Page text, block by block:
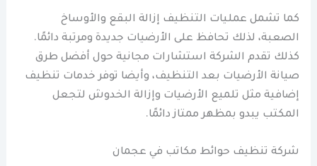
كما تشمل عمليات التنظيف إزالة البقع والأوساخ
الصعبة، لذلك تحافظ على الأرضيات جديدة ومرتبة دائمًا.
كذلك تقدم الشركة استشارات مجانية حول أفضل طرق
صيانة الأرضيات بعد التنظيف، وأيضا توفر خدمات تنظيف
إضافية مثل تلميع الأرضيات وإزالة الخدوش لتجعل
المكتب يبدو بمظهر ممتاز دائمًا.
شركة تنظيف حوائط مكاتب في عجمان